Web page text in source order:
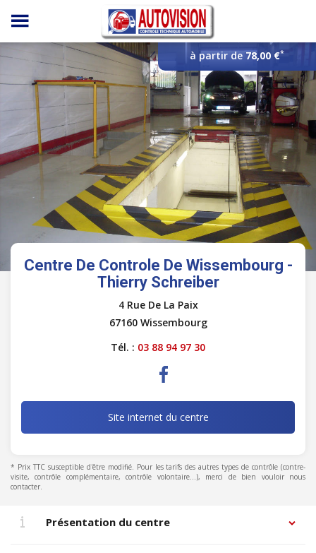
Panneau de gestion des cookies
à partir de 78,00 €*
Centre De Controle De Wissembourg -
Thierry Schreiber
4 Rue De La Paix
67160 Wissembourg
Tél. : 03 88 94 97 30
Site internet du centre
* Prix TTC susceptible d'être modifié. Pour les tarifs des autres types de contrôle (contre-
visite, contrôle complémentaire, contrôle volontaire...), merci de bien vouloir nous
contacter.
Présentation du centre